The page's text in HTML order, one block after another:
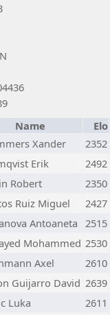
Name Elo
Xander 2352
Erik 2492
Robert 2350
Ruiz Miguel 2427
Antoaneta 2515
Mohammed 2530
Axel 2610
Guijarro David 2639
Luka 2611